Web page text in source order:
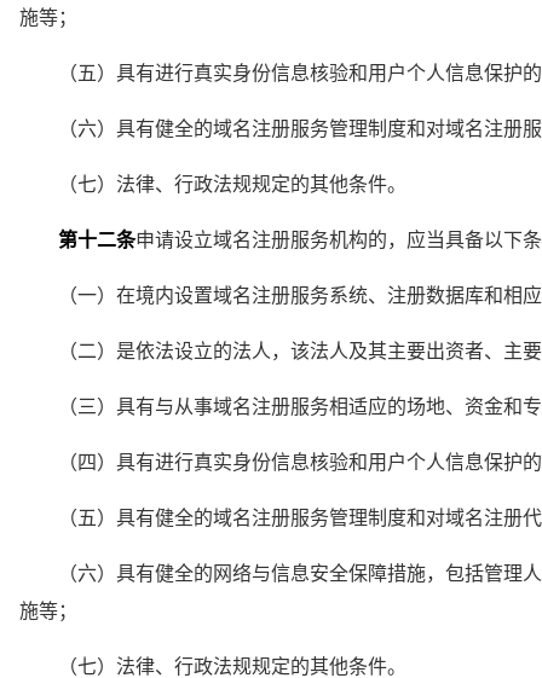
施等；
（五）具有进行真实身份信息核验和用户个人信息保护
（六）具有健全的域名注册服务管理制度和对域名注册服
（七）法律、行政法规规定的其他条件。
第十二条申请设立域名注册服务机构的，应当具备以下
（一）在境内设置域名注册服务系统、注册数据库和相
（二）是依法设立的法人，该法人及其主要出资者、主要
（三）具有与从事域名注册服务相适应的场地、资金和
（四）具有进行真实身份信息核验和用户个人信息保护
（五）具有健全的域名注册服务管理制度和对域名注册代
（六）具有健全的网络与信息安全保障措施，包括管理
施等；
（七）法律、行政法规规定的其他条件。